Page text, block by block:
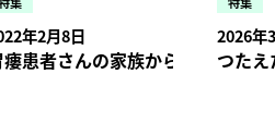
意したい状況・症状、報告のタ
年2月8日
瘻患者さんの家族から「口から
2026年
つた